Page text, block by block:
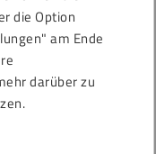
die Option
am Ende
darüber zu
und Größe
Sie Ihre